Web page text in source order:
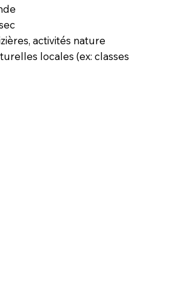
activités nature
locales (ex: classes